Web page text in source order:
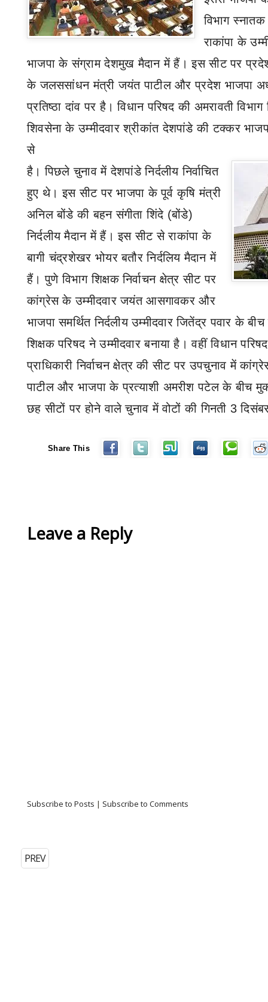
विभाग स्नातक
राकांपा के
भाजपा के संग्राम देशमुख मैदान में हैं। इस सीट पर
के जलससांधन मंत्री जयंत पाटील और प्रदेश भाजपा
प्रतिष्ठा दांव पर है। विधान परिषद की अमरावती विभाग
शिवसेना के उम्मीदवार श्रीकांत देशपांडे की टक्कर
से
है। पिछले चुनाव में देशपांडे निर्दलीय निर्वाचित
हुए थे। इस सीट पर भाजपा के पूर्व कृषि मंत्री
अनिल बोंडे की बहन संगीता शिंदे (बोंडे)
निर्दलीय मैदान में हैं। इस सीट से राकांपा के
बागी चंद्रशेखर भोयर बतौर निर्दलिय मैदान में
हैं। पुणे विभाग शिक्षक निर्वाचन क्षेत्र सीट पर
कांग्रेस के उम्मीदवार जयंत आसगावकर और
भाजपा समर्थित निर्दलीय उम्मीदवार जितेंद्र पवार के
शिक्षक परिषद ने उम्मीदवार बनाया है। वहीं विधान
प्राधिकारी निर्वाचन क्षेत्र की सीट पर उपचुनाव में
पाटील और भाजपा के प्रत्याशी अमरीश पटेल के बीच
छह सीटों पर होने वाले चुनाव में वोटों की गिनती 3
Share This
Leave a Reply
Subscribe to Posts | Subscribe to Comments
PREV